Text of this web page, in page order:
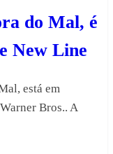
do Mal, é
New Line
está em
Bros.. A